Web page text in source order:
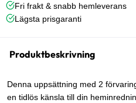
Fri frakt & snabb hemleverans
Lägsta prisgaranti
Produktbeskrivning
Denna uppsättning med 2
en tidlös känsla till din